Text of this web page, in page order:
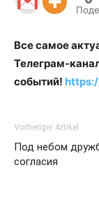
Все самое
Телеграм-
событий!
Vorheriger Artikel
Под небом
согласия